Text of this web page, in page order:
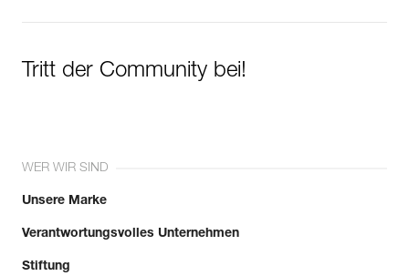
Tritt der Community bei!
WER WIR SIND
Unsere Marke
Verantwortungsvolles Unternehmen
Stiftung